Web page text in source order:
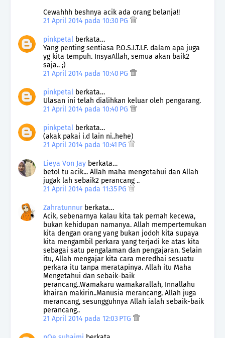
Cewahhh beshnya acik ada orang belanja!!
21 April 2014 pada 10:30 PG
pinkpetal berkata…
Yang penting sentiasa P.O.S.I.T.I.F. dalam apa juga
yg kita tempuh. InsyaAllah, semua akan baik2
saja.. ;)
21 April 2014 pada 10:40 PG
pinkpetal berkata…
Ulasan ini telah dialihkan keluar oleh pengarang.
21 April 2014 pada 10:40 PG
pinkpetal berkata…
(akak pakai i.d lain ni..hehe)
21 April 2014 pada 10:41 PG
Lieya Von Jay berkata…
betol tu acik... Allah maha mengetahui dan Allah
jugak lah sebaik2 perancang ..
21 April 2014 pada 11:35 PG
Zahratunnurberkata…
Acik, sebenarnya kalau kita tak pernah kecewa,
bukan kehidupan namanya. Allah mempertemukan
kita dengan orang yang bukan jodoh kita supaya
kita mengambil perkara yang terjadi ke atas kita
sebagai satu pengalaman dan pengajaran. Selain
itu, Allah mengajar kita cara meredhai sesuatu
perkara itu tanpa meratapinya. Allah itu Maha
Mengetahui dan sebaik-baik
perancang..Wamakaru wamakarallah, Innallahu
khairan makirin..Manusia merancang, Allah juga
merancang, sesungguhnya Allah ialah sebaik-baik
perancang..
21 April 2014 pada 12:03 PTG